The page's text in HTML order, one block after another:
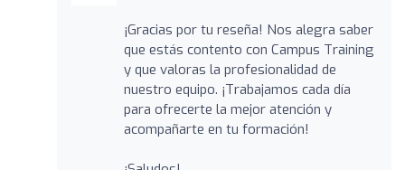
¡Gracias por tu reseña! Nos alegra saber
que estás contento con Campus Training
y que valoras la profesionalidad de
nuestro equipo. ¡Trabajamos cada día
para ofrecerte la mejor atención y
acompañarte en tu formación!